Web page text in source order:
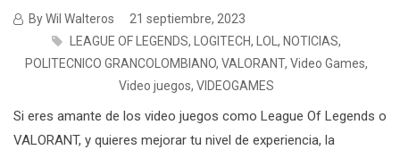
By Wil Walteros
21 septiembre, 2023
LEAGUE OF LEGENDS, LOGITECH, LOL , NOTICIAS,
POLITECNICO GRANCOLOMBIANO, VALORANT, Video Games,
Video juegos, VIDEOGAMES
Si eres amante de los video juegos como League Of Legends o
VALORANT, y quieres mejorar tu nivel de experiencia, la